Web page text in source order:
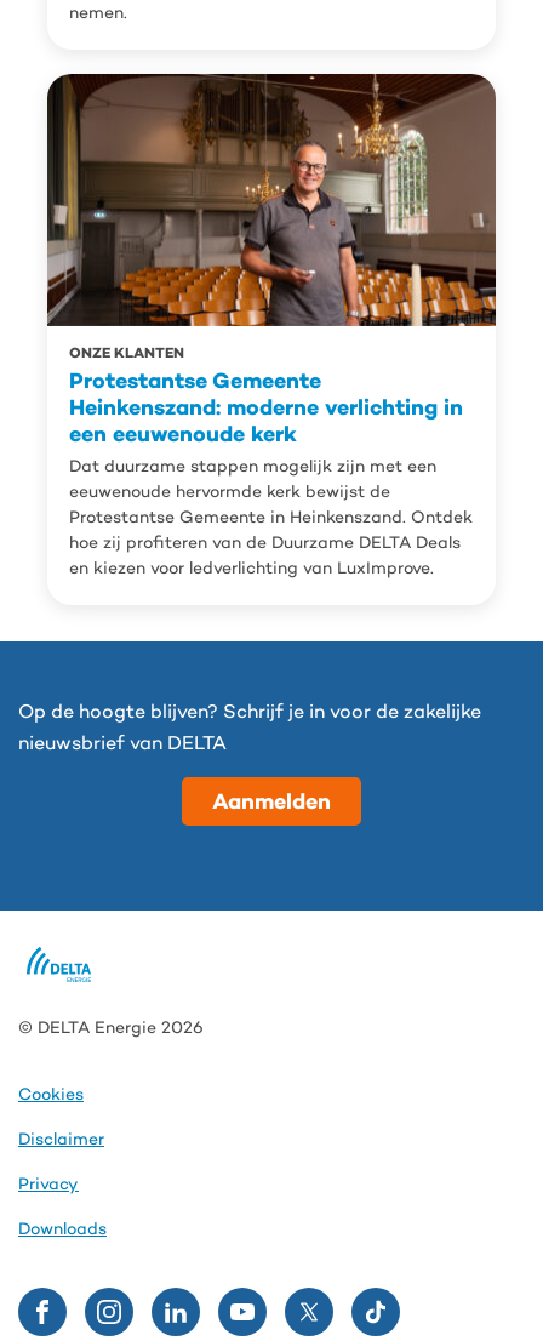
nemen.
ONZE KLANTEN
Protestantse Gemeente
Heinkenszand: moderne verlichting in
een eeuwenoude kerk
Dat duurzame stappen mogelijk zijn met een
eeuwenoude hervormde kerk bewijst de
Protestantse Gemeente in Heinkenszand. Ontdek
hoe zij profiteren van de Duurzame DELTA Deals
en kiezen voor ledverlichting van LuxImprove.
Op de hoogte blijven? Schrijf je in voor de zakelijke
nieuwsbrief van DELTA
Aanmelden
© DELTA Energie 2026
Cookies
Disclaimer
Privacy
Downloads
Volg
ons
Volg
ons
Volg
ons
Volg
ons
Volg
ons
Volg
ons